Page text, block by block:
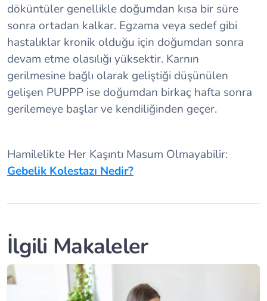
döküntüler genellikle doğumdan kısa bir süre
sonra ortadan kalkar. Egzama veya sedef gibi
hastalıklar kronik olduğu için doğumdan sonra
devam etme olasılığı yüksektir. Karnın
gerilmesine bağlı olarak geliştiği düşünülen
gelişen PUPPP ise doğumdan birkaç hafta sonra
gerilemeye başlar ve kendiliğinden geçer.
Hamilelikte Her Kaşıntı Masum Olmayabilir:
Gebelik Kolestazı Nedir?
İlgili Makaleler